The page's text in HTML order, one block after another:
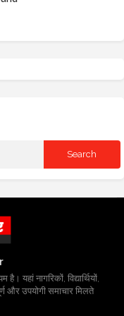
यहां नागरिकों, विद्यार्थियों,
और उपयोगी समाचार मिलते